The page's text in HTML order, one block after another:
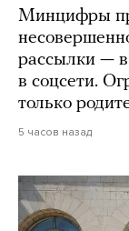
Минцифры
рассылки —
в соцсети.
только
5 часов назад